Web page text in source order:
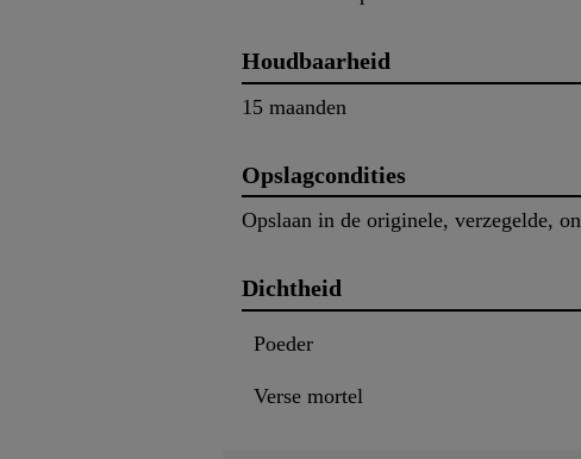
Houdbaarheid
15 maanden
Opslagcondities
Opslaan in de originele, verzegelde,
Dichtheid
Poeder
Verse mortel